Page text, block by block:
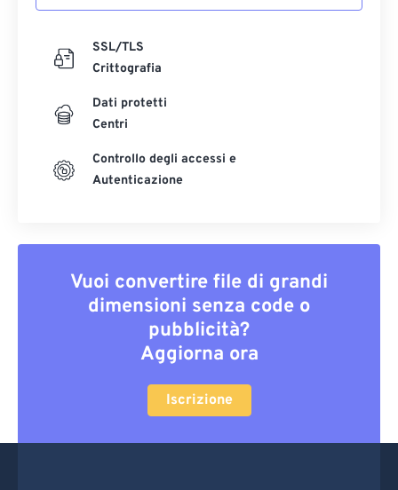
SSL/TLS
Crittografia
Dati protetti
Centri
Controllo degli accessi e
Autenticazione
Vuoi convertire file di grandi
dimensioni senza code o
pubblicità?
Aggiorna ora
Iscrizione